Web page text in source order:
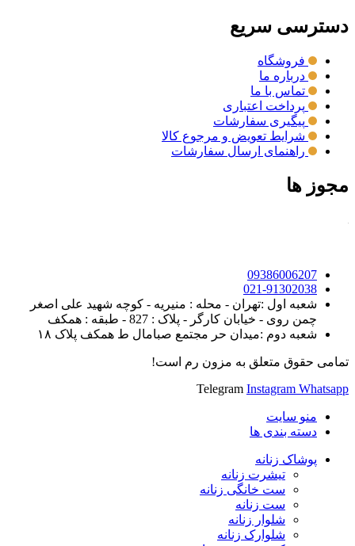
دسترسی سریع
فروشگاه
درباره ما
تماس با ما
پرداخت اعتباری
پیگیری سفارشات
شرایط تعویض و مرجوع کالا
راهنمای ارسال سفارشات
مجوز ها
09386006207
021-91302038
شعبه اول :تهران - محله : منیریه - کوچه شهید علی اصغر
چمن روی - خیابان کارگر - پلاک : 827 - طبقه : همکف
شعبه دوم :میدان حر مجتمع صبامال ط همکف پلاک ۱۸
تمامی حقوق متعلق به مزون رم است!
Telegram Instagram Whatsapp
منو سایت
دسته بندی ها
پوشاک زنانه
تیشرت زنانه
ست خانگی زنانه
ست زنانه
شلوار زنانه
شلوارک زنانه